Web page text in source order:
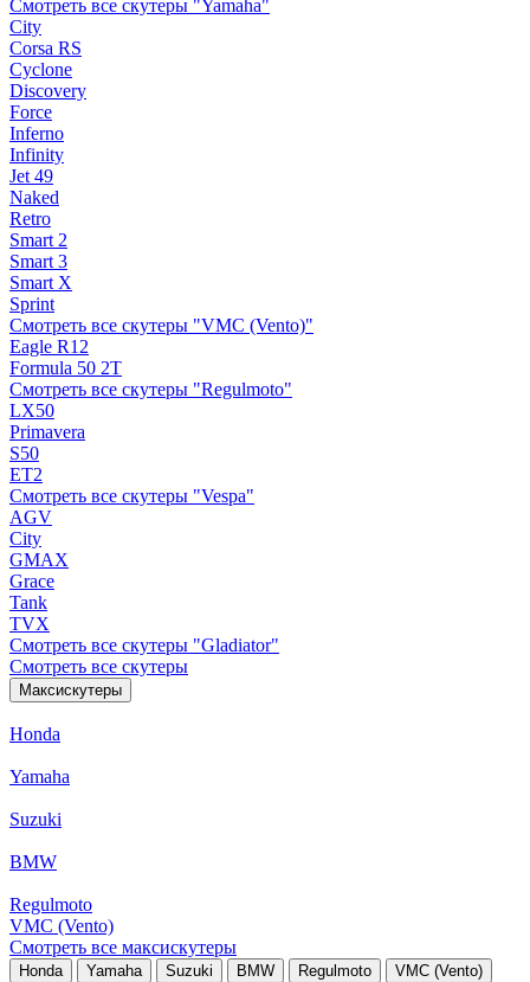
Смотреть все скутеры "Yamaha"
City
Corsa RS
Cyclone
Discovery
Force
Inferno
Infinity
Jet 49
Naked
Retro
Smart 2
Smart 3
Smart X
Sprint
Смотреть все скутеры "VMC (Vento)"
Eagle R12
Formula 50 2Т
Смотреть все скутеры "Regulmoto"
LX50
Primavera
S50
ET2
Смотреть все скутеры "Vespa"
AGV
City
GMAX
Grace
Tank
TVX
Смотреть все скутеры "Gladiator"
Смотреть все скутеры
Максискутеры
Honda
Yamaha
Suzuki
BMW
Regulmoto
VMC (Vento)
Смотреть все максискутеры
Honda Yamaha Suzuki BMW Regulmoto VMC (Vento)